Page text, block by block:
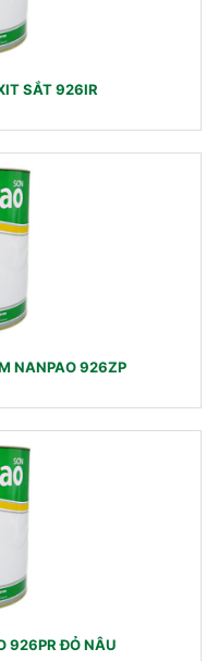
SẮT 926IR
NANPAO 926ZP
926PR ĐỎ NÂU